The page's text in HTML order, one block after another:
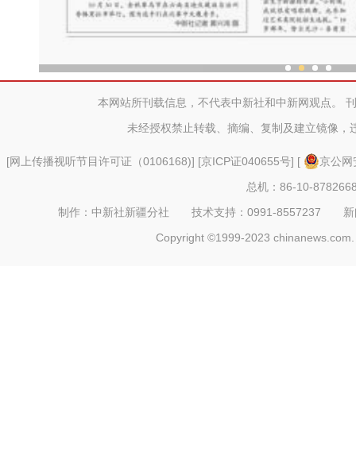
本网站所刊载信息，不代表中新社和中新网观点。
未经授权禁止转载、摘编、复制及建立镜像，
[网上传播视听节目许可证（0106168)] [京ICP证040655号] [
京公
总机：86-10-
制作：中新社新疆分社 技术支持：0991-8557237
Copyright ©1999-2023